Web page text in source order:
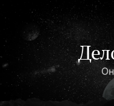
содержимому